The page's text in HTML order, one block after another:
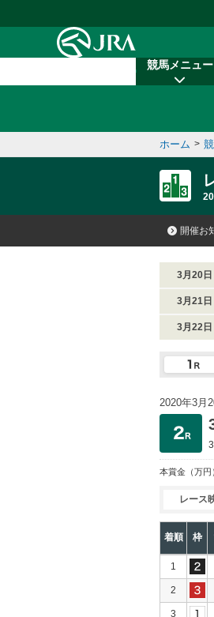
競馬メニュー
ホーム >
開催お
3月20日
3月21日
3月22日
2020年3月
本賞金 （万円
レース
着順 枠
1
2
3